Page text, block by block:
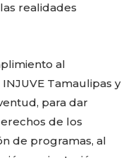
realidades
al
Tamaulipas y
para dar
de los
de programas, al